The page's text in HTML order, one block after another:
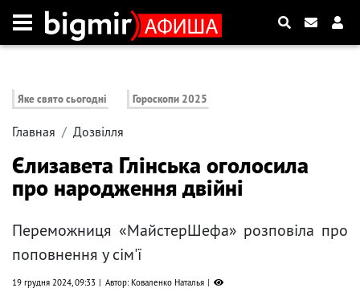
Яке свято сьогодні Гороскопи 2025
Главная Дозвілля
Єлизавета Глінська оголосила
про народження двійні
Переможниця «МайстерШефа» розповіла про
поповнення у сім'ї
19 грудня 2024, 09:33 Автор: Коваленко Наталья